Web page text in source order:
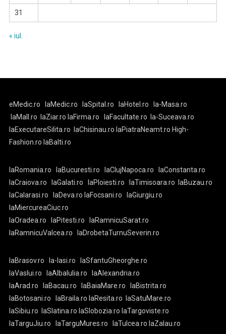
31
« iul.
eMedic.ro laMedic.ro laSpital.ro laHotel.ro
la-Masa.ro
laMall.ro
laZiar.ro laFirma.ro laFacultate.ro
la-Suceava.ro
laExecutareSilita.ro
laChisinau.ro laPiatraNeamt.ro High-
Fashion.ro laBalti.ro
laRomania.ro laBucuresti.ro laClujNapoca.ro
laConstanta.ro
laCraiova.ro
laGalati.ro laPloiesti.ro laTimisoara.ro
laBuzau.ro
laCalarasi.ro
laDeva.ro laFocsani.ro
laGiurgiu.ro
laMiercureaCiuc.ro
laOradea.ro
laPitesti.ro
laRamnicuSarat.ro
laRamnicuValcea.ro
laDrobetaTurnuSeverin.ro
laBrasov.ro la-Iasi.ro
laSfantuGheorghe.ro
laVaslui.ro
laAlbaIulia.ro
laAlexandria.ro
laArad.ro
laBacau.ro laBaiaMare.ro
laBistrita.ro
laBotosani.ro
laBraila.ro laResita.ro
laSatuMare.ro
laSibiu.ro
laSlatina.ro laSlobozia.ro laTargoviste.ro
laTarguJiu.ro
laTarguMures.ro laTulcea.ro laZalau.ro